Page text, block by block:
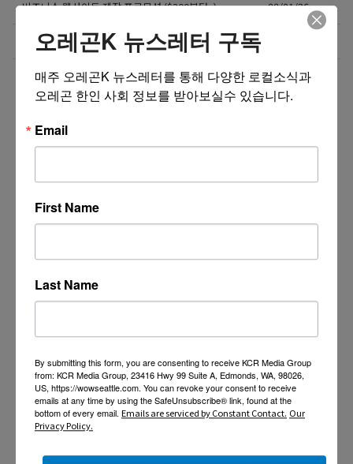
비즈니스 웹사이트 제작 프로모션 ($300부터~) 08/01/26
4050 해외 한인 소통방 입니다.
더보기 >>
오레곤K 뉴스레터 구독
매주 오레곤K 뉴스레터를 통해 다양한 로컬소식과
오레곤 한인 사회 정보를 받아보실수 있습니다.
Email
First Name
Last Name
By submitting this form, you are consenting to receive KCR Media Group
from: KCR Media Group, 23416 Hwy 99 Suite A, Edmonds, WA, 98026,
US, https://wowseattle.com. You can revoke your consent to receive
emails at any time by using the SafeUnsubscribe® link, found at the
bottom of every email. Emails are serviced by Constant Contact. Our
Privacy Policy.